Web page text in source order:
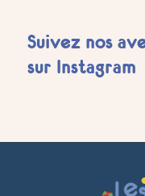
Suivez nos
sur Instagram